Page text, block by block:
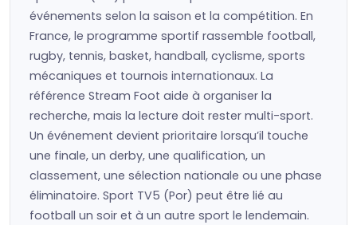
événements selon la saison et la compétition. En
France, le programme sportif rassemble football,
rugby, tennis, basket, handball, cyclisme, sports
mécaniques et tournois internationaux. La
référence Stream Foot aide à organiser la
recherche, mais la lecture doit rester multi-sport.
Un événement devient prioritaire lorsqu’il touche
une finale, un derby, une qualification, un
classement, une sélection nationale ou une phase
éliminatoire. Sport TV5 (Por) peut être lié au
football un soir et à un autre sport le lendemain.